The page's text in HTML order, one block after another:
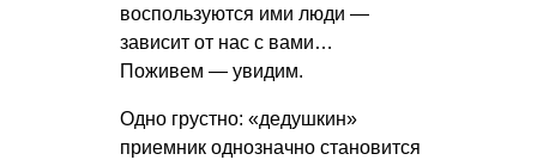
воспользуются ими люди —
зависит от нас с вами…
Поживем — увидим.
Одно грустно: «дедушкин»
приемник однозначно становится